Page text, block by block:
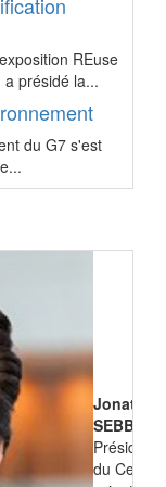
REuse
présidé la...
du G7 s'est
Jonathan
SEBBANE
Président
du Centre